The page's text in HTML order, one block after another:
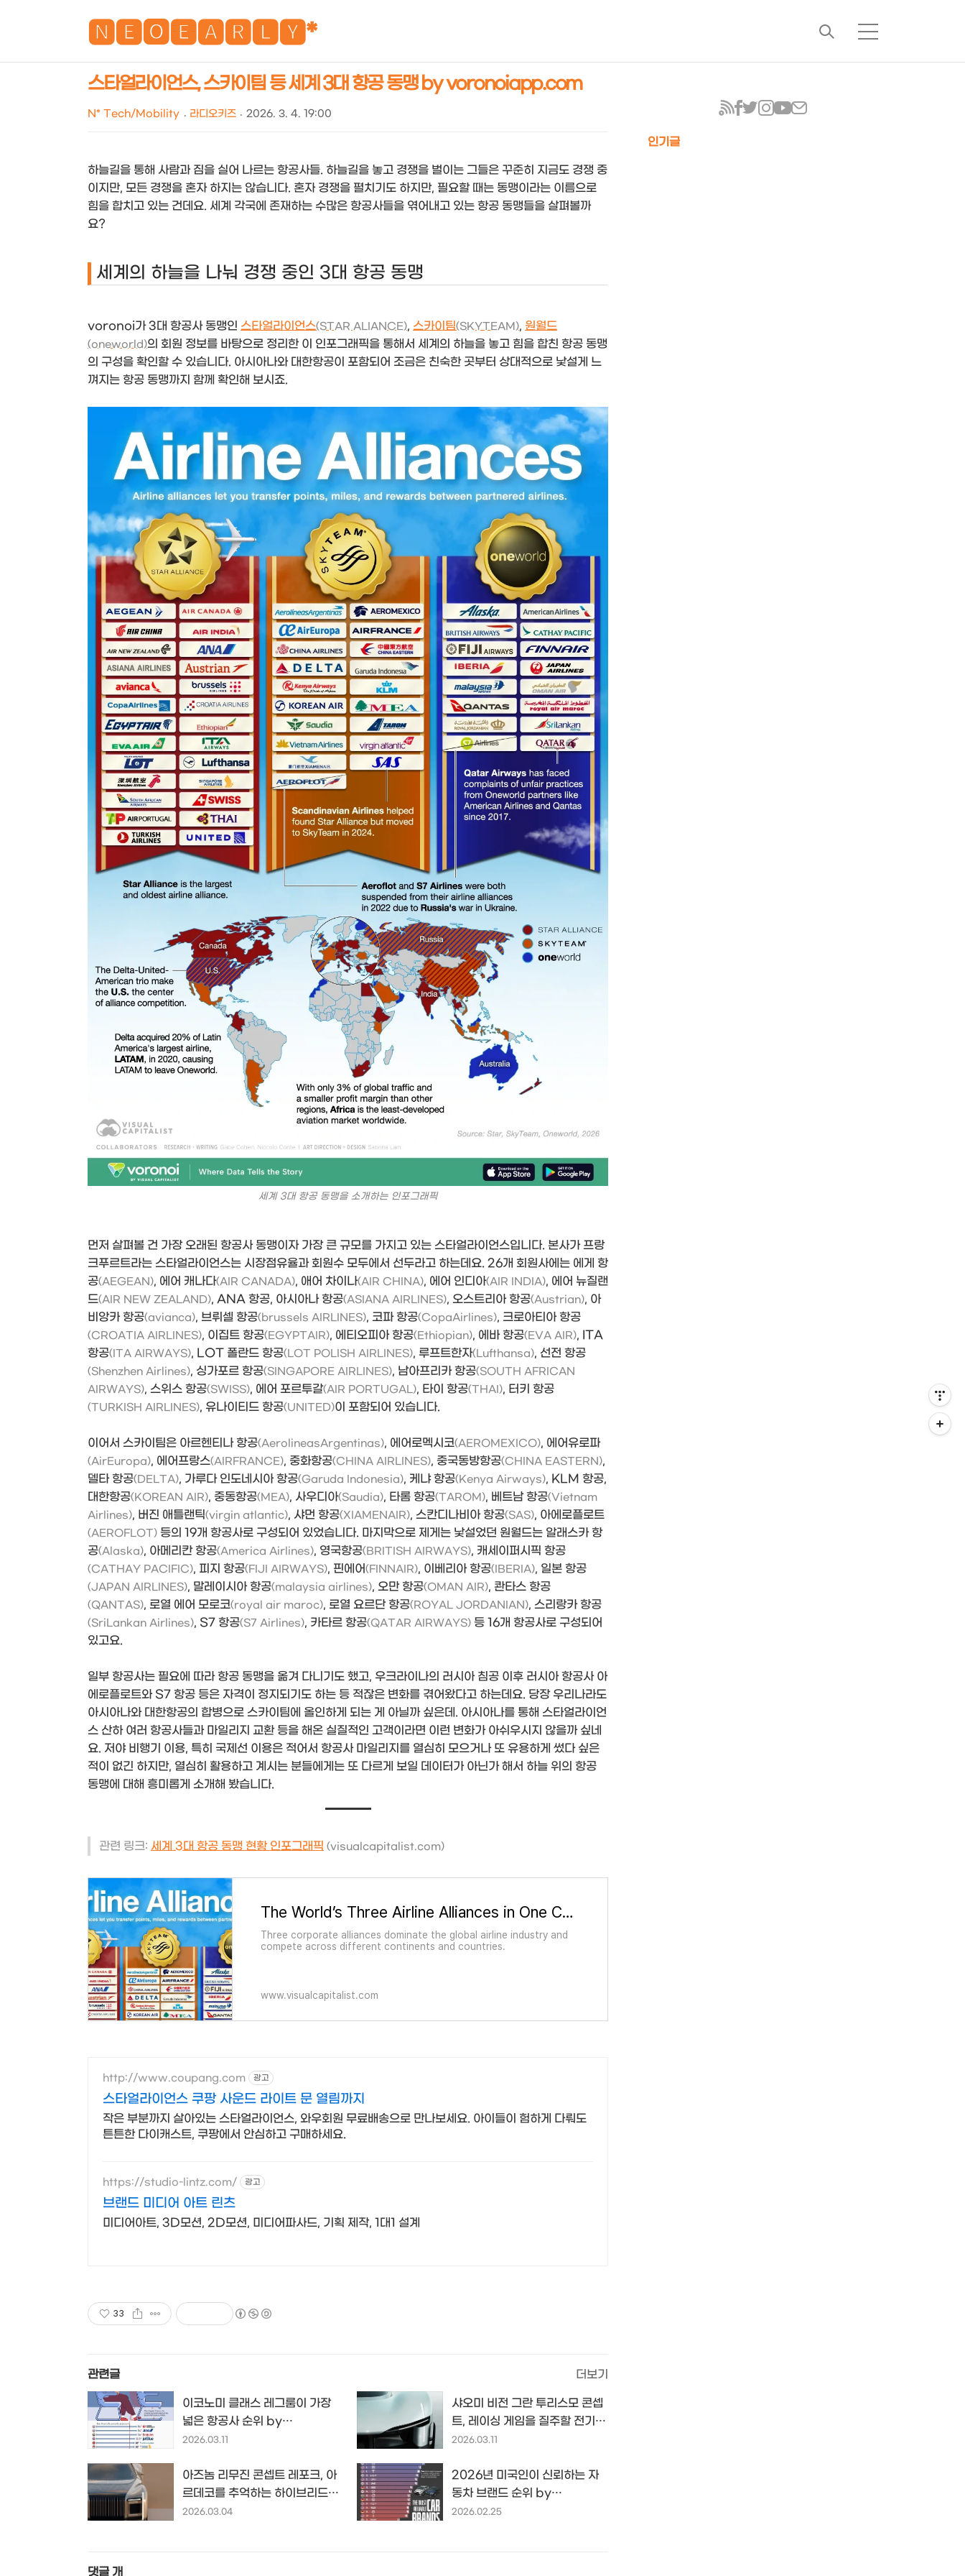
🅽🅴🅾🅴🅰🆁🅻🆈*NEOEARLY*
검
메
스타얼라이언스, 스카이팀 등 세계 3대 항공 동맹 by voronoiapp.com
N* Tech/Mobility 라디오키즈 2026. 3. 4. 19:00
하늘길을 통해 사람과 짐을 실어 나르는 항공사들. 하늘길을 놓고 경쟁을 벌이는 그들은 꾸준히 지금도 경쟁 중
이지만, 모든 경쟁을 혼자 하지는 않습니다. 혼자 경쟁을 펼치기도 하지만, 필요할 때는 동맹이라는 이름으로
힘을 합치고 있는 건데요. 세계 각국에 존재하는 수많은 항공사들을 엮어내고 있는 항공 동맹들을 살펴볼까
요?
세계의 하늘을 나눠 경쟁 중인 3대 항공 동맹
voronoi가 3대 항공사 동맹인 스타얼라이언스(STAR ALIANCE), 스카이팀(SKYTEAM), 원월드
(oneworld)의 회원 정보를 바탕으로 정리한 이 인포그래픽을 통해서 세계의 하늘을 놓고 힘을 합친 항공 동맹
의 구성을 확인할 수 있습니다. 아시아나와 대한항공이 포함되어 조금은 친숙한 곳부터 상대적으로 낯설게 느
껴지는 항공 동맹까지 함께 확인해 보시죠.
세계 3대 항공 동맹을 소개하는 인포그래픽
먼저 살펴볼 건 가장 오래된 항공사 동맹이자 가장 큰 규모를 가지고 있는 스타얼라이언스입니다. 본사가 프랑
크푸르트라는 스타얼라이언스는 시장점유율과 회원수 모두에서 선두라고 하는데요. 26개 회원사에는 에게 항
공(AEGEAN), 에어 캐나다(AIR CANADA), 애어 차이나(AIR CHINA), 에어 인디아(AIR INDIA), 에어 뉴질랜
드(AIR NEW ZEALAND), ANA 항공, 아시아나 항공(ASIANA AIRLINES), 오스트리아 항공(Austrian), 아
비앙카 항공(avianca), 브뤼셀 항공(brussels AIRLINES), 코파 항공(CopaAirlines), 크로아티아 항공
(CROATIA AIRLINES), 이집트 항공(EGYPTAIR), 에티오피아 항공(Ethiopian), 에바 항공(EVA AIR), ITA
항공(ITA AIRWAYS), LOT 폴란드 항공(LOT POLISH AIRLINES), 루프트한자(Lufthansa), 선전 항공
(Shenzhen Airlines), 싱가포르 항공(SINGAPORE AIRLINES), 남아프리카 항공(SOUTH AFRICAN
AIRWAYS), 스위스 항공(SWISS), 에어 포르투갈(AIR PORTUGAL), 타이 항공(THAI), 터키 항공
(TURKISH AIRLINES), 유나이티드 항공(UNITED)이 포함되어 있습니다.
이어서 스카이팀은 아르헨티나 항공(AerolineasArgentinas), 에어로멕시코(AEROMEXICO), 에어유로파
(AirEuropa), 에어프랑스(AIRFRANCE), 중화항공(CHINA AIRLINES), 중국동방항공(CHINA EASTERN),
델타 항공(DELTA), 가루다 인도네시아 항공(Garuda Indonesia), 케냐 항공(Kenya Airways), KLM 항공,
대한항공(KOREAN AIR), 중동항공(MEA), 사우디아(Saudia), 타롬 항공(TAROM), 베트남 항공(Vietnam
Airlines), 버진 애틀랜틱(virgin atlantic), 샤먼 항공(XIAMENAIR), 스칸디나비아 항공(SAS), 아에로플로트
(AEROFLOT) 등의 19개 항공사로 구성되어 있었습니다. 마지막으로 제게는 낯설었던 원월드는 알래스카 항
공(Alaska), 아메리칸 항공(America Airlines), 영국항공(BRITISH AIRWAYS), 캐세이퍼시픽 항공
(CATHAY PACIFIC), 피지 항공(FIJI AIRWAYS), 핀에어(FINNAIR), 이베리아 항공(IBERIA), 일본 항공
(JAPAN AIRLINES), 말레이시아 항공(malaysia airlines), 오만 항공(OMAN AIR), 콴타스 항공
(QANTAS), 로열 에어 모로코(royal air maroc), 로열 요르단 항공(ROYAL JORDANIAN), 스리랑카 항공
(SriLankan Airlines), S7 항공(S7 Airlines), 카타르 항공(QATAR AIRWAYS) 등 16개 항공사로 구성되어
있고요.
일부 항공사는 필요에 따라 항공 동맹을 옮겨 다니기도 했고, 우크라이나의 러시아 침공 이후 러시아 항공사 아
에로플로트와 S7 항공 등은 자격이 정지되기도 하는 등 적잖은 변화를 겪어왔다고 하는데요. 당장 우리나라도
아시아나와 대한항공의 합병으로 스카이팀에 올인하게 되는 게 아닐까 싶은데. 아시아나를 통해 스타얼라이언
스 산하 여러 항공사들과 마일리지 교환 등을 해온 실질적인 고객이라면 이런 변화가 아쉬우시지 않을까 싶네
요. 저야 비행기 이용, 특히 국제선 이용은 적어서 항공사 마일리지를 열심히 모으거나 또 유용하게 썼다 싶은
적이 없긴 하지만, 열심히 활용하고 계시는 분들에게는 또 다르게 보일 데이터가 아닌가 해서 하늘 위의 항공
동맹에 대해 흥미롭게 소개해 봤습니다.
관련 링크: 세계 3대 항공 동맹 현황 인포그래픽 (visualcapitalist.com)
The World’s Three Airline Alliances in One Chart
Three corporate alliances dominate the global airline industry and
compete across different continents and countries.
www.visualcapitalist.com
http://www.coupang.com 광고
스타얼라이언스 쿠팡 사운드 라이트 문 열림까지
작은 부분까지 살아있는 스타얼라이언스, 와우회원 무료배송으로 만나보세요. 아이들이 험하게 다뤄도
튼튼한 다이캐스트, 쿠팡에서 안심하고 구매하세요.
https://studio-lintz.com/ 광고
브랜드 미디어 아트 린츠
미디어아트, 3D모션, 2D모션, 미디어파사드, 기획 제작, 1대1 설계
33
관련글 더보기
이코노미 클래스 레그룸이 가장
넓은 항공사 순위 by
voronoiapp.com
2026.03.11
샤오미 비전 그란 투리스모 콘셉
트, 레이싱 게임을 질주할 전기
하이퍼카
2026.03.11
아즈놈 리무진 콘셉트 레포크, 아
르데코를 추억하는 하이브리드
콘셉트카
2026.03.04
2026년 미국인이 신뢰하는 자
동차 브랜드 순위 by
voronoiapp.com
2026.02.25
댓글 개
인기글